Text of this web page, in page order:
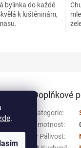
.
bylinka do každé
k luštěninám,
sol
a má
Doplňkové
Kategorie:
Hmotnost:
🌶️ Pálivost: